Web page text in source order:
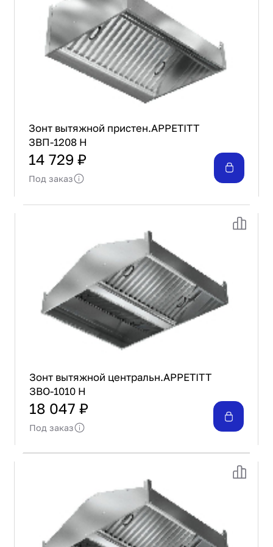
Зонт вытяжной пристен.APPETITT
ЗВП-1208 Н
14 729 ₽
Под заказ
Зонт вытяжной центральн.APPETITT
ЗВО-1010 Н
18 047 ₽
Под заказ